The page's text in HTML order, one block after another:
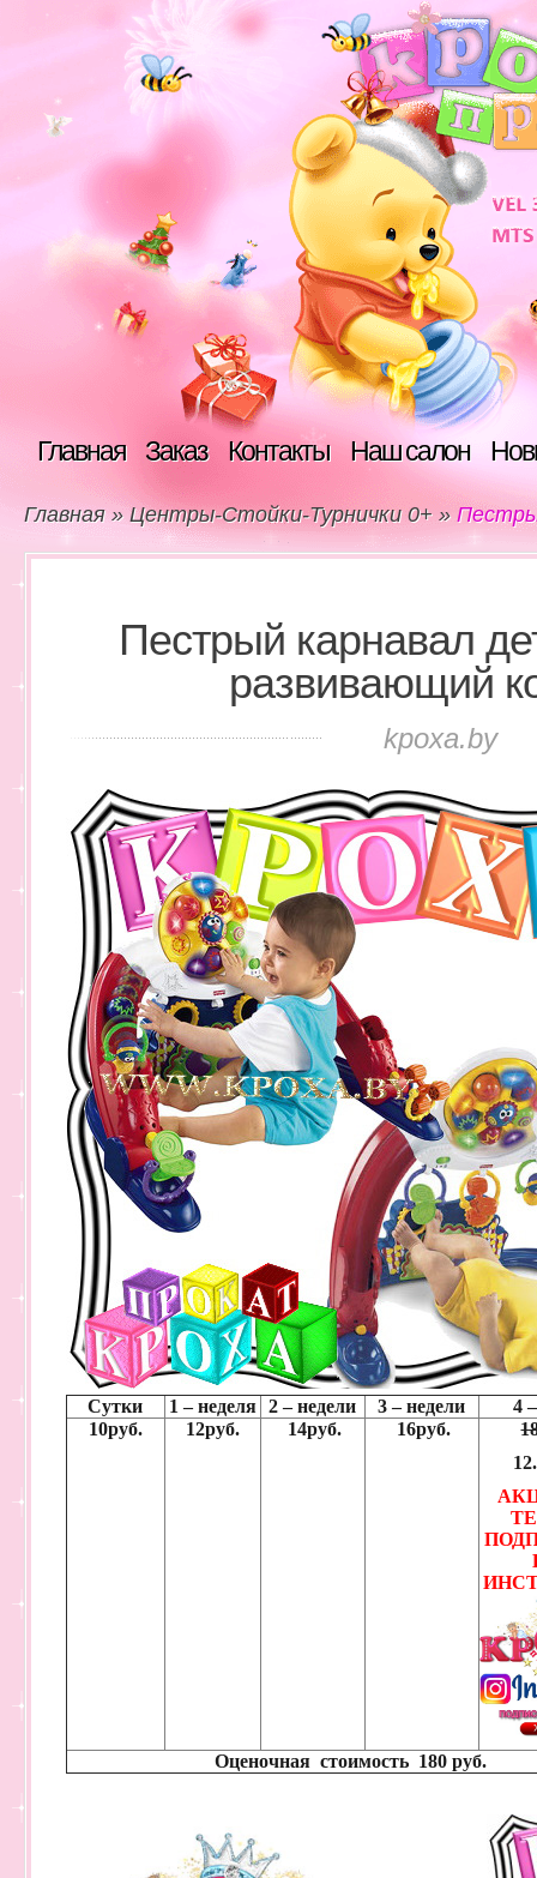
Главная Заказ Контакты Наш салон
Главная » Центры-Стойки-Турнички 0+ »
Пестрый карнавал
развивающий
kpoxa.by
Сутки 1 – неделя 2 – недели 3 – недели
4
10руб.
12руб. 14руб. 16руб.
Оценочная стоимость 180 руб.